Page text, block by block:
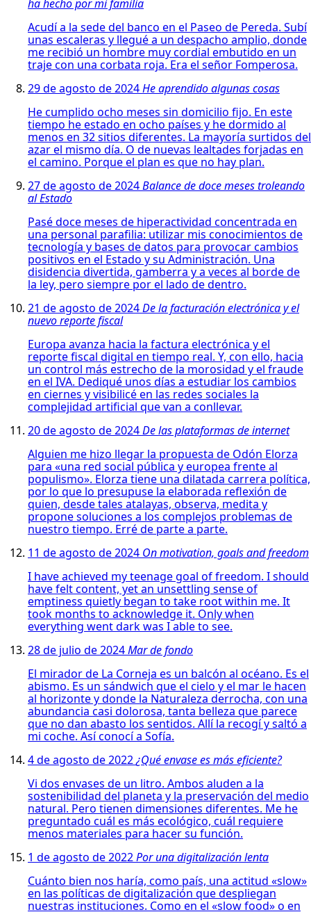
ha hecho por mi familia
Acudí a la sede del banco en el Paseo de Pereda. Subí
unas escaleras y llegué a un despacho amplio, donde
me recibió un hombre muy cordial embutido en un
traje con una corbata roja. Era el señor Fomperosa.
29 de agosto de 2024He aprendido algunas cosas
He cumplido ocho meses sin domicilio fijo. En este
tiempo he estado en ocho países y he dormido al
menos en 32 sitios diferentes. La mayoría surtidos del
azar el mismo día. O de nuevas lealtades forjadas en
el camino. Porque el plan es que no hay plan.
27 de agosto de 2024Balance de doce meses troleando
al Estado
Pasé doce meses de hiperactividad concentrada en
una personal parafilia: utilizar mis conocimientos de
tecnología y bases de datos para provocar cambios
positivos en el Estado y su Administración. Una
disidencia divertida, gamberra y a veces al borde de
la ley, pero siempre por el lado de dentro.
21 de agosto de 2024De la facturación electrónica y el
nuevo reporte fiscal
Europa avanza hacia la factura electrónica y el
reporte fiscal digital en tiempo real. Y, con ello, hacia
un control más estrecho de la morosidad y el fraude
en el IVA. Dediqué unos días a estudiar los cambios
en ciernes y visibilicé en las redes sociales la
complejidad artificial que van a conllevar.
20 de agosto de 2024De las plataformas de internet
Alguien me hizo llegar la propuesta de Odón Elorza
para «una red social pública y europea frente al
populismo». Elorza tiene una dilatada carrera política,
por lo que lo presupuse la elaborada reflexión de
quien, desde tales atalayas, observa, medita y
propone soluciones a los complejos problemas de
nuestro tiempo. Erré de parte a parte.
11 de agosto de 2024 On motivation, goals and freedom
I have achieved my teenage goal of freedom. I should
have felt content, yet an unsettling sense of
emptiness quietly began to take root within me. It
took months to acknowledge it. Only when
everything went dark was I able to see.
28 de julio de 2024Mar de fondo
El mirador de La Corneja es un balcón al océano. Es el
abismo. Es un sándwich que el cielo y el mar le hacen
al horizonte y donde la Naturaleza derrocha, con una
abundancia casi dolorosa, tanta belleza que parece
que no dan abasto los sentidos. Allí la recogí y saltó a
mi coche. Así conocí a Sofía.
4 de agosto de 2022¿Qué envase es más eficiente?
Vi dos envases de un litro. Ambos aluden a la
sostenibilidad del planeta y la preservación del medio
natural. Pero tienen dimensiones diferentes. Me he
preguntado cuál es más ecológico, cuál requiere
menos materiales para hacer su función.
1 de agosto de 2022Por una digitalización lenta
Cuánto bien nos haría, como país, una actitud «slow»
en las políticas de digitalización que despliegan
nuestras instituciones. Como en el «slow food» o en